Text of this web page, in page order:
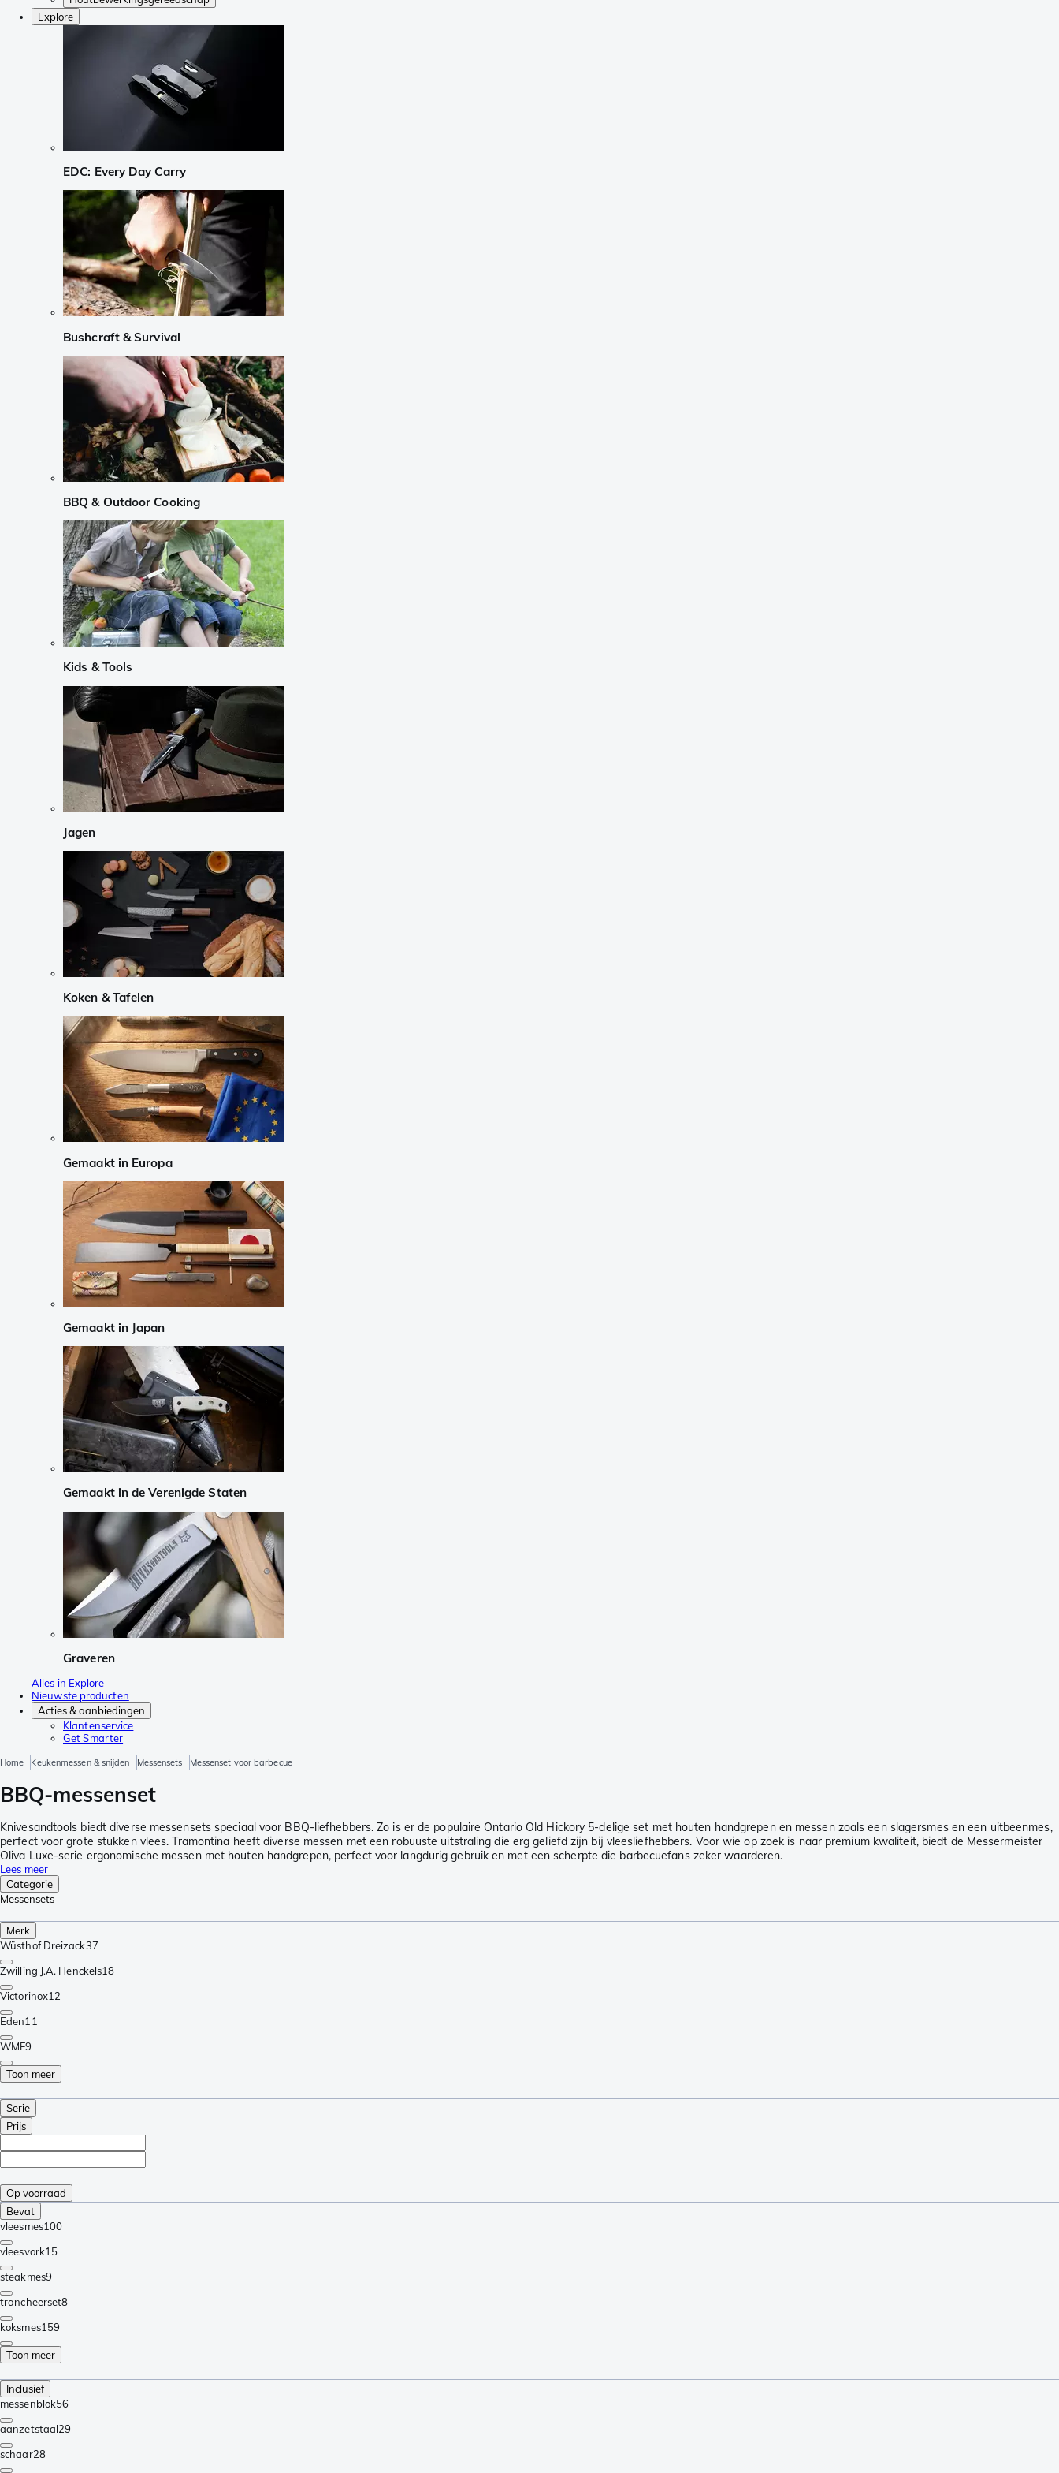
Explore
EDC: Every Day Carry
Bushcraft & Survival
BBQ & Outdoor Cooking
Kids & Tools
Jagen
Koken & Tafelen
Gemaakt in Europa
Gemaakt in Japan
Gemaakt in de Verenigde Staten
Graveren
Alles in Explore
Nieuwste producten
Acties & aanbiedingen
Klantenservice
Get Smarter
Home Keukenmessen & snijden Messensets Messenset voor barbecue
BBQ-messenset
Knivesandtools biedt diverse messensets speciaal voor BBQ-liefhebbers. Zo is er de populaire Ontario Old Hickory 5-delige set met houten handgrepen en messen zoals een slagersmes en een uitbeenmes,
perfect voor grote stukken vlees. Tramontina heeft diverse messen met een robuuste uitstraling die erg geliefd zijn bij vleesliefhebbers. Voor wie op zoek is naar premium kwaliteit, biedt de Messermeister
Oliva Luxe-serie ergonomische messen met houten handgrepen, perfect voor langdurig gebruik en met een scherpte die barbecuefans zeker waarderen.
Lees meer
Categorie
Messensets
Merk
Wüsthof Dreizack37
Zwilling J.A. Henckels18
Victorinox12
Eden11
WMF9
Toon meer
Serie
Prijs
Op voorraad
Bevat
vleesmes100
vleesvork15
steakmes9
trancheerset8
koksmes159
Toon meer
Inclusief
messenblok56
aanzetstaal29
schaar28